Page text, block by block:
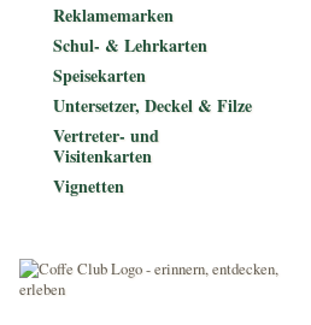
Reklamemarken
Schul- & Lehrkarten
Speisekarten
Untersetzer, Deckel & Filze
Vertreter- und
Visitenkarten
Vignetten